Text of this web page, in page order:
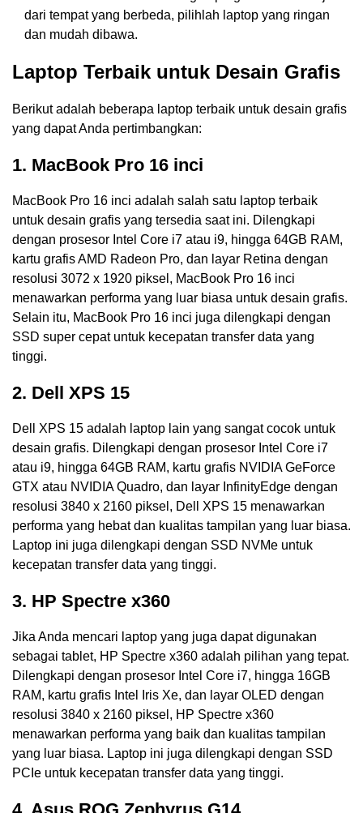
dari tempat yang berbeda, pilihlah laptop yang ringan
dan mudah dibawa.
Laptop Terbaik untuk Desain Grafis
Berikut adalah beberapa laptop terbaik untuk desain grafis
yang dapat Anda pertimbangkan:
1. MacBook Pro 16 inci
MacBook Pro 16 inci adalah salah satu laptop terbaik
untuk desain grafis yang tersedia saat ini. Dilengkapi
dengan prosesor Intel Core i7 atau i9, hingga 64GB RAM,
kartu grafis AMD Radeon Pro, dan layar Retina dengan
resolusi 3072 x 1920 piksel, MacBook Pro 16 inci
menawarkan performa yang luar biasa untuk desain grafis.
Selain itu, MacBook Pro 16 inci juga dilengkapi dengan
SSD super cepat untuk kecepatan transfer data yang
tinggi.
2. Dell XPS 15
Dell XPS 15 adalah laptop lain yang sangat cocok untuk
desain grafis. Dilengkapi dengan prosesor Intel Core i7
atau i9, hingga 64GB RAM, kartu grafis NVIDIA GeForce
GTX atau NVIDIA Quadro, dan layar InfinityEdge dengan
resolusi 3840 x 2160 piksel, Dell XPS 15 menawarkan
performa yang hebat dan kualitas tampilan yang luar biasa.
Laptop ini juga dilengkapi dengan SSD NVMe untuk
kecepatan transfer data yang tinggi.
3. HP Spectre x360
Jika Anda mencari laptop yang juga dapat digunakan
sebagai tablet, HP Spectre x360 adalah pilihan yang tepat.
Dilengkapi dengan prosesor Intel Core i7, hingga 16GB
RAM, kartu grafis Intel Iris Xe, dan layar OLED dengan
resolusi 3840 x 2160 piksel, HP Spectre x360
menawarkan performa yang baik dan kualitas tampilan
yang luar biasa. Laptop ini juga dilengkapi dengan SSD
PCIe untuk kecepatan transfer data yang tinggi.